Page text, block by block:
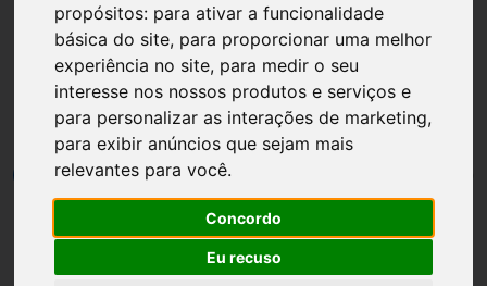
propósitos: para ativar a funcionalidade
básica do site, para proporcionar uma melhor
experiência no site, para medir o seu
interesse nos nossos produtos e serviços e
para personalizar as interações de marketing,
para exibir anúncios que sejam mais
relevantes para você.
Concordo
Eu recuso
Preparativos da festa de
aniversário tema praia de
Lohan
por Luh Dantas • 23 novembro